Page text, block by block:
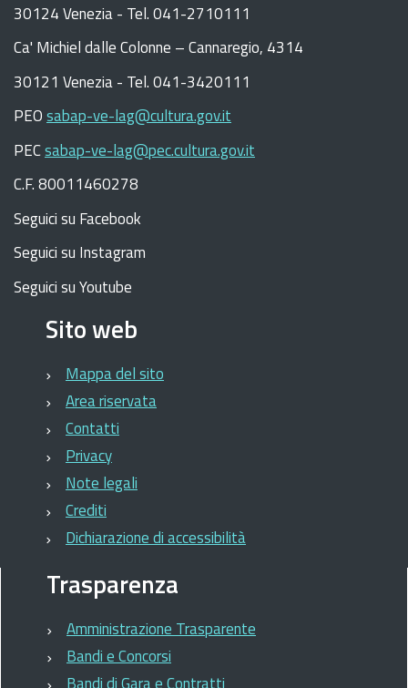
30124 Venezia - Tel. 041-2710111
Ca' Michiel dalle Colonne – Cannaregio, 4314
30121 Venezia - Tel. 041-3420111
PEOsabap-ve-lag@cultura.gov.it
PECsabap-ve-lag@pec.cultura.gov.it
C.F. 80011460278
Seguici su Facebook
Seguici su Instagram
Seguici su Youtube
Sito web
Mappa del sito
Area riservata
Contatti
Privacy
Note legali
Crediti
Dichiarazione di accessibilità
Trasparenza
Amministrazione Trasparente
Bandi e Concorsi